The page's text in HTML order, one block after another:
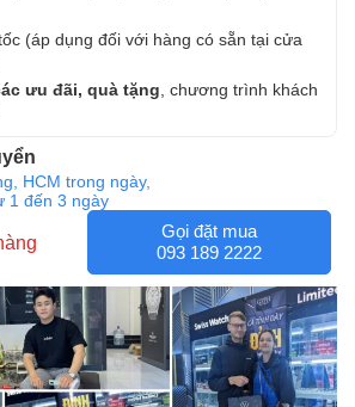
(áp dụng đối với hàng có sẵn tại cửa
ưu đãi, quà tặng , chương trình khách
HCM trong ngày,
1 đến 3 ngày
Gọi đặt mua
093 189 2222